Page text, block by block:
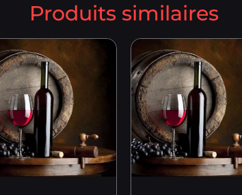
Produits similaires